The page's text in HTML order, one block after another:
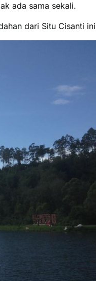
ada sama sekali.
dari Situ Cisanti